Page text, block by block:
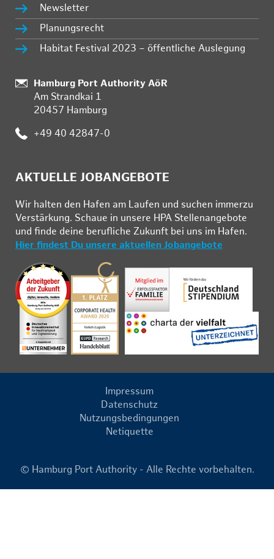
Newsletter
Planungsrecht
Habitat Festival 2023 – öffentliche Auslegung
:
Hamburg Port Authority AöR
Am Strandkai 1
20457 Hamburg
: +49 40 42847-0
AKTUELLE JOBANGEBOTE
Wir hal­ten den Ha­fen am Lau­fen und su­chen im­mer­zu
Ver­stär­kung. Schau­e in un­se­re HPA Stel­len­an­ge­bo­te
und fin­de deine be­ruf­li­che Zu­kunft bei uns im Ha­fen.
Hier findest Du unsere aktuellen Jobangebote
Impressum
Datenschutz
Nutzungsbedingungen
Netiquette
© Hamburg Port Authority - Alle Rechte vorbehalten.